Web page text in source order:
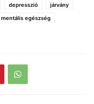
depresszió
járvány
mentális egészség